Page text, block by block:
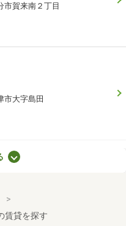
市賀来南２丁目
市大字島田
賃貸を探す